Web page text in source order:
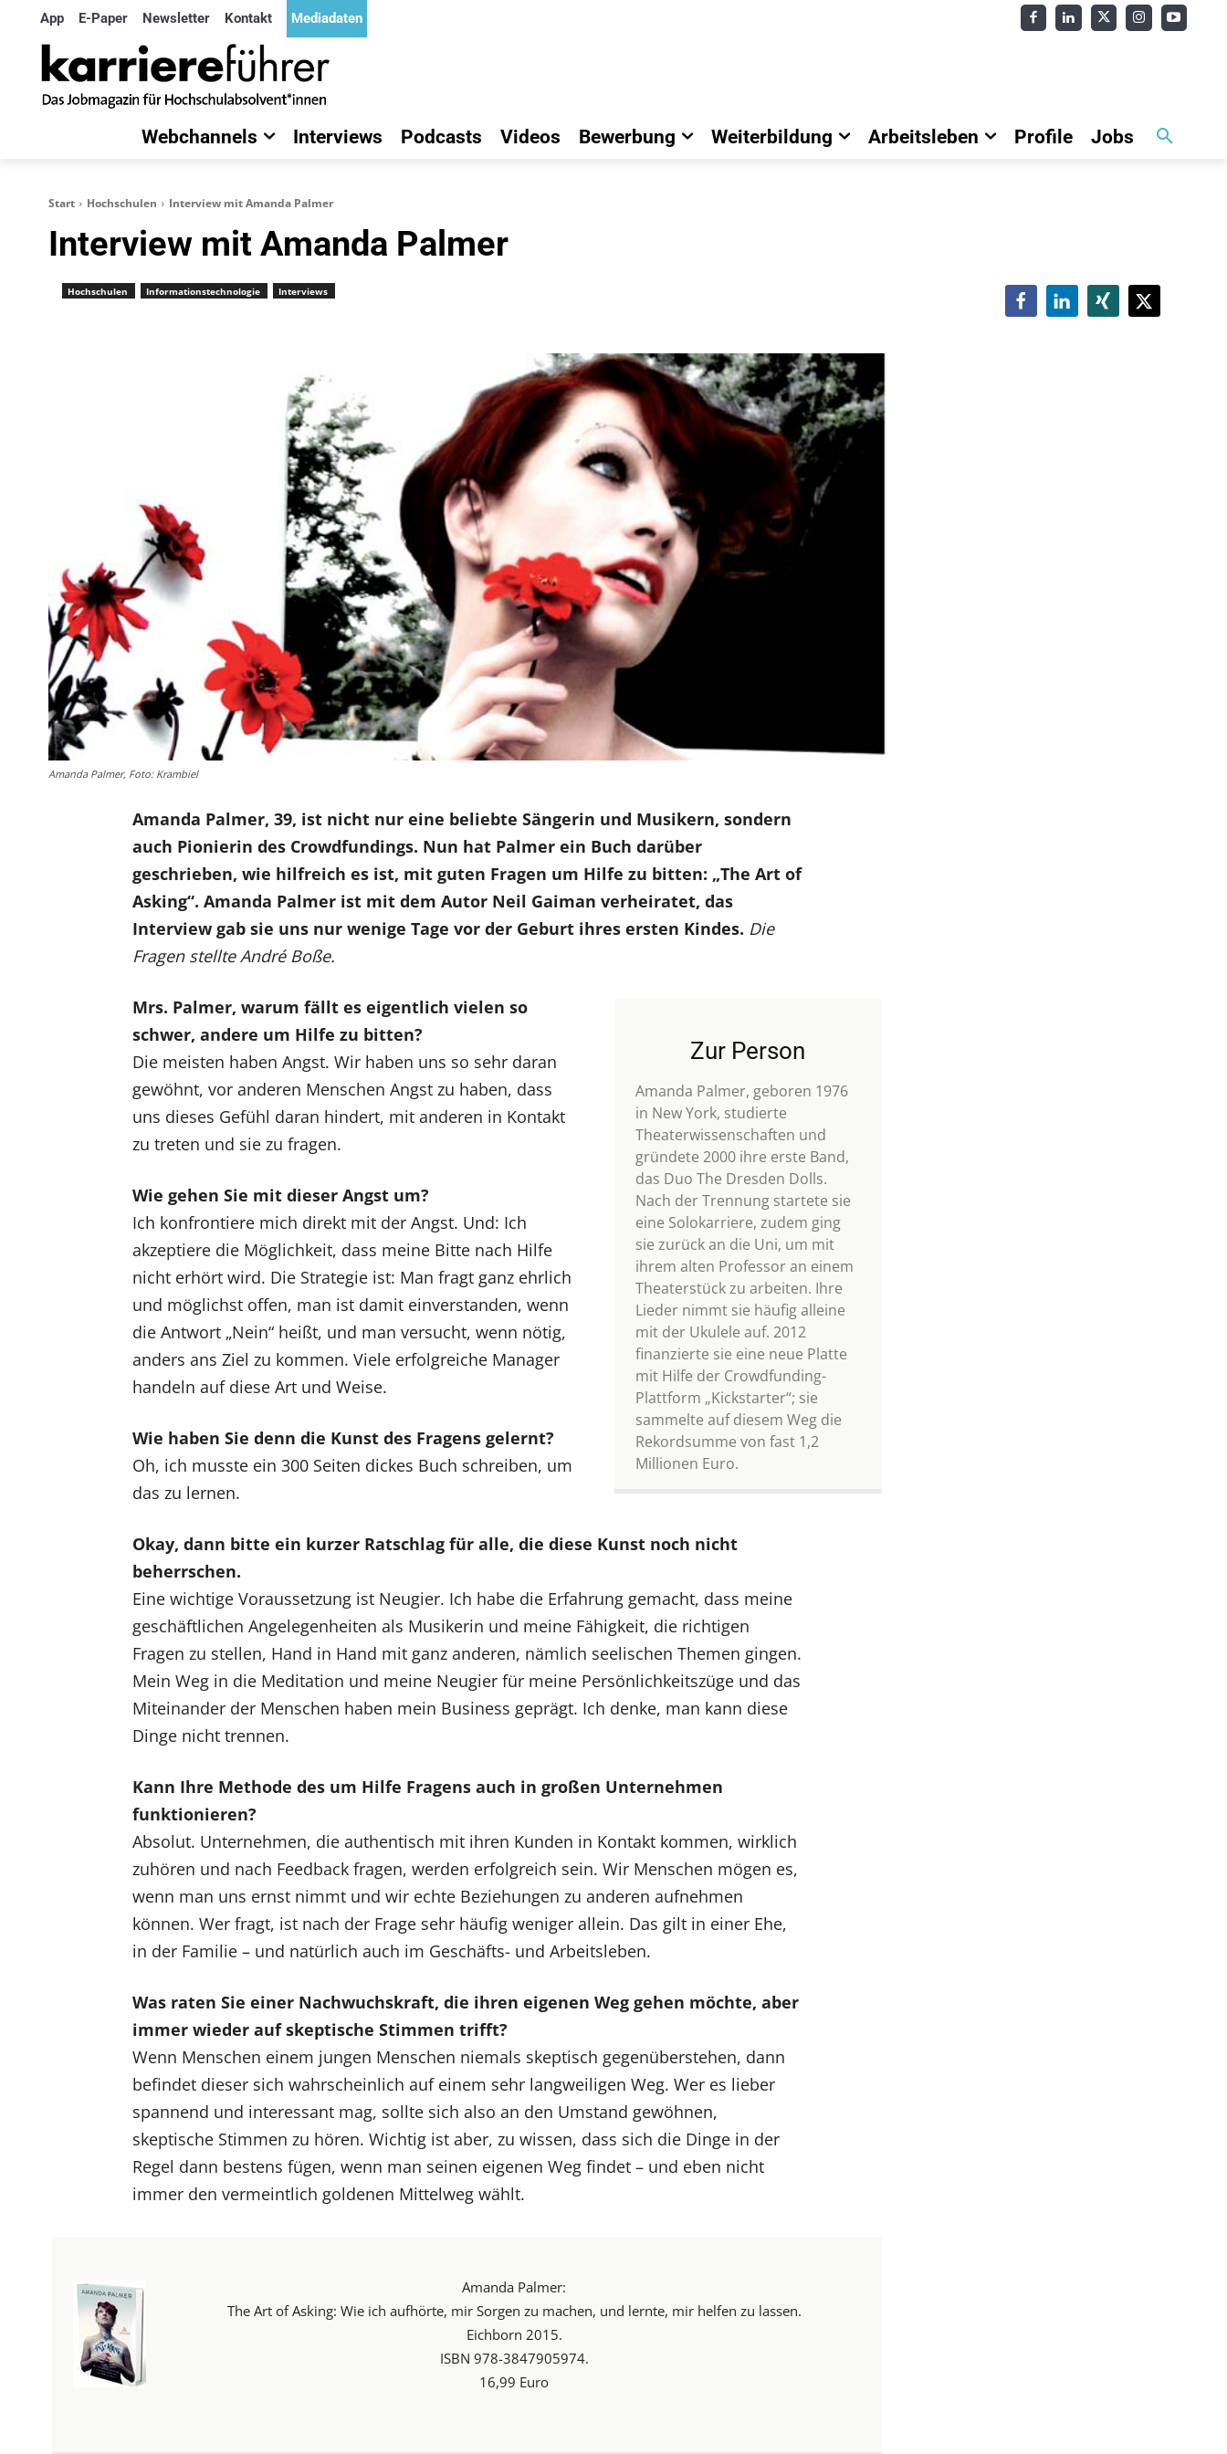
App E-Paper Newsletter Kontakt Mediadaten
Webchannels Interviews Podcasts Videos Bewerbung Weiterbildung Arbeitsleben Profile Jobs
Start Hochschulen Interview mit Amanda Palmer
Interview mit Amanda Palmer
Hochschulen Informationstechnologie Interviews
Amanda Palmer, Foto: Krambiel
Amanda Palmer, 39, ist nicht nur eine beliebte Sängerin und Musikern, sondern
auch Pionierin des Crowdfundings. Nun hat Palmer ein Buch darüber
geschrieben, wie hilfreich es ist, mit guten Fragen um Hilfe zu bitten: „The Art of
Asking“. Amanda Palmer ist mit dem Autor Neil Gaiman verheiratet, das
Interview gab sie uns nur wenige Tage vor der Geburt ihres ersten Kindes. Die
Fragen stellte André Boße.
Zur Person
Amanda Palmer, geboren 1976
in New York, studierte
Theaterwissenschaften und
gründete 2000 ihre erste Band,
das Duo The Dresden Dolls.
Nach der Trennung startete sie
eine Solokarriere, zudem ging
sie zurück an die Uni, um mit
ihrem alten Professor an einem
Theaterstück zu arbeiten. Ihre
Lieder nimmt sie häufig alleine
mit der Ukulele auf. 2012
finanzierte sie eine neue Platte
mit Hilfe der Crowdfunding-
Plattform „Kickstarter“; sie
sammelte auf diesem Weg die
Rekordsumme von fast 1,2
Millionen Euro.
Mrs. Palmer, warum fällt es eigentlich vielen so
schwer, andere um Hilfe zu bitten?
Die meisten haben Angst. Wir haben uns so sehr daran
gewöhnt, vor anderen Menschen Angst zu haben, dass
uns dieses Gefühl daran hindert, mit anderen in Kontakt
zu treten und sie zu fragen.
Wie gehen Sie mit dieser Angst um?
Ich konfrontiere mich direkt mit der Angst. Und: Ich
akzeptiere die Möglichkeit, dass meine Bitte nach Hilfe
nicht erhört wird. Die Strategie ist: Man fragt ganz ehrlich
und möglichst offen, man ist damit einverstanden, wenn
die Antwort „Nein“ heißt, und man versucht, wenn nötig,
anders ans Ziel zu kommen. Viele erfolgreiche Manager
handeln auf diese Art und Weise.
Wie haben Sie denn die Kunst des Fragens gelernt?
Oh, ich musste ein 300 Seiten dickes Buch schreiben, um
das zu lernen.
Okay, dann bitte ein kurzer Ratschlag für alle, die diese Kunst noch nicht
beherrschen.
Eine wichtige Voraussetzung ist Neugier. Ich habe die Erfahrung gemacht, dass meine
geschäftlichen Angelegenheiten als Musikerin und meine Fähigkeit, die richtigen
Fragen zu stellen, Hand in Hand mit ganz anderen, nämlich seelischen Themen gingen.
Mein Weg in die Meditation und meine Neugier für meine Persönlichkeitszüge und das
Miteinander der Menschen haben mein Business geprägt. Ich denke, man kann diese
Dinge nicht trennen.
Kann Ihre Methode des um Hilfe Fragens auch in großen Unternehmen
funktionieren?
Absolut. Unternehmen, die authentisch mit ihren Kunden in Kontakt kommen, wirklich
zuhören und nach Feedback fragen, werden erfolgreich sein. Wir Menschen mögen es,
wenn man uns ernst nimmt und wir echte Beziehungen zu anderen aufnehmen
können. Wer fragt, ist nach der Frage sehr häufig weniger allein. Das gilt in einer Ehe,
in der Familie – und natürlich auch im Geschäfts- und Arbeitsleben.
Was raten Sie einer Nachwuchskraft, die ihren eigenen Weg gehen möchte, aber
immer wieder auf skeptische Stimmen trifft?
Wenn Menschen einem jungen Menschen niemals skeptisch gegenüberstehen, dann
befindet dieser sich wahrscheinlich auf einem sehr langweiligen Weg. Wer es lieber
spannend und interessant mag, sollte sich also an den Umstand gewöhnen,
skeptische Stimmen zu hören. Wichtig ist aber, zu wissen, dass sich die Dinge in der
Regel dann bestens fügen, wenn man seinen eigenen Weg findet – und eben nicht
immer den vermeintlich goldenen Mittelweg wählt.
Amanda Palmer:
The Art of Asking: Wie ich aufhörte, mir Sorgen zu machen, und lernte, mir helfen zu lassen.
Eichborn 2015.
ISBN 978-3847905974.
16,99 Euro